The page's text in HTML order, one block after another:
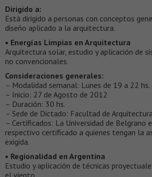
Dirigido a:
Está dirigido a personas con conceptos
diseño aplicado a la arquitectura.
• Energías Limpias en Arquitectura
Arquitectura solar, estudio y aplicación de
no convencionales.
Consideraciones generales:
– Modalidad semanal: Lunes de 19 a 22 hs.
– Inicio: 27 de Agosto de 2012
– Duración: 30 hs.
– Sede de Dictado: Facultad de
– Certificados: La Universidad de Belgrano
respectivo certificado a quienes tengan la
exigida.
• Regionalidad en Argentina
Estudio y aplicación de técnicas
el viento.